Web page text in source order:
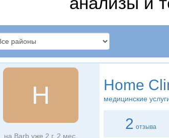
H
на Barb уже 2 г. 2 мес.
Home
медицинские
2 отзыва